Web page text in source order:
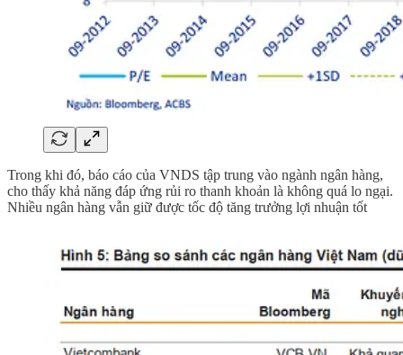
Trong khi đó, báo cáo của VNDS tập trung vào ngành ngân hàng,
cho thấy khả năng đáp ứng rủi ro thanh khoản là không quá lo ngại.
Nhiều ngân hàng vẫn giữ được tốc độ tăng trưởng lợi nhuận tốt